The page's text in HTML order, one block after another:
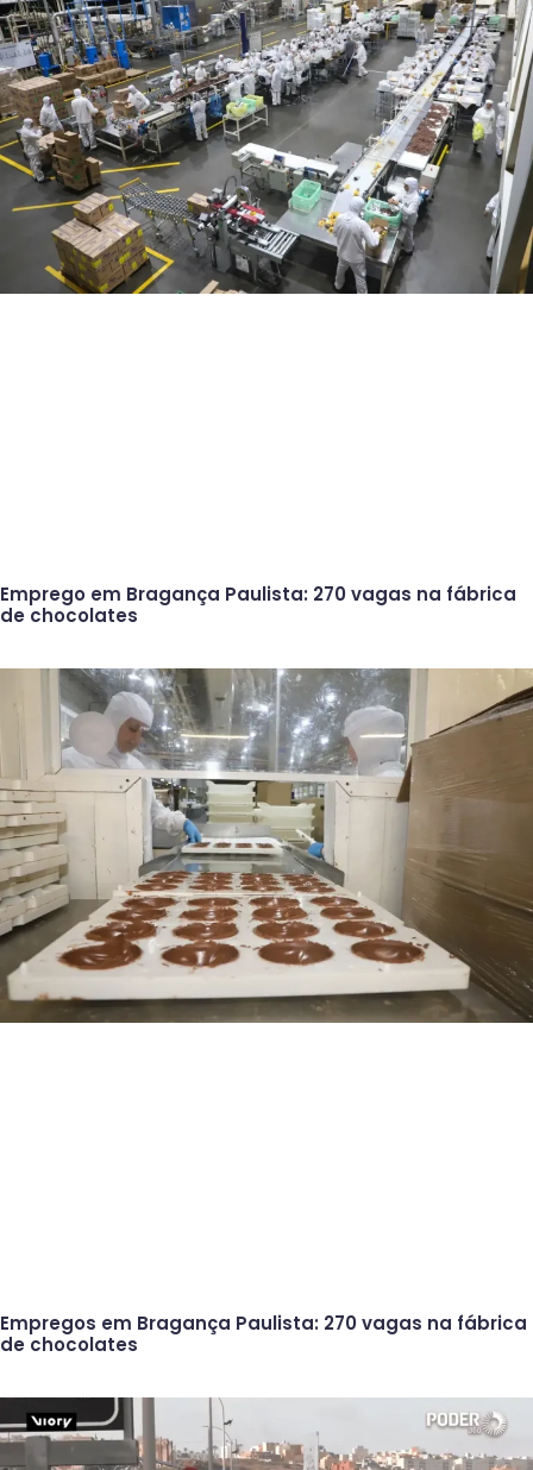
Emprego em Bragança Paulista: 270 vagas na fábrica
de chocolates
Empregos em Bragança Paulista: 270 vagas na fábrica
de chocolates